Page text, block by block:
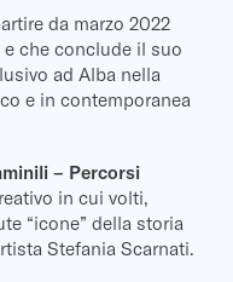
da marzo 2022
che conclude il suo
ad Alba nella
e in contemporanea
– Percorsi
in cui volti,
“icone” della storia
Stefania Scarnati.